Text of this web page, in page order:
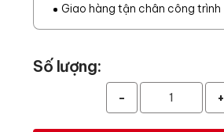
Giao hàng tận chân công trình
Số lượng:
- +